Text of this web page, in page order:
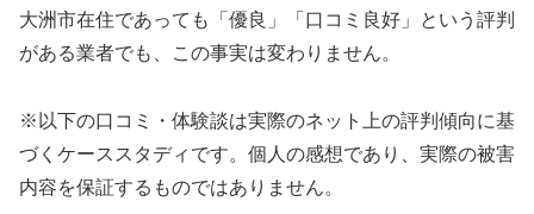
大洲市在住であっても「優良」「口コミ良好」という評判
がある業者でも、この事実は変わりません。
※以下の口コミ・体験談は実際のネット上の評判傾向に基
づくケーススタディです。個人の感想であり、実際の被害
内容を保証するものではありません。